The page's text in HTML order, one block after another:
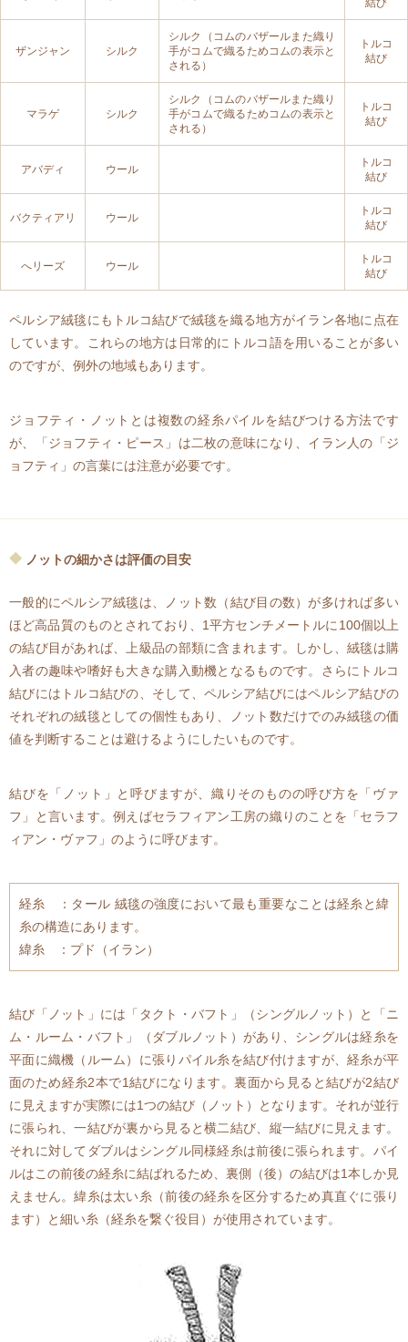
結び
ザンジャン シルク
シルク（コムのバザールまた織り
手がコムで織るためコムの表示と
される）
トルコ
結び
マラゲ シルク
シルク（コムのバザールまた織り
手がコムで織るためコムの表示と
される）
トルコ
結び
アバディ ウール
トルコ
結び
バクティアリ ウール
トルコ
結び
へリーズ ウール
トルコ
結び
ペルシア絨毯にもトルコ結びで絨毯を織る地方がイラン各地に点在
しています。これらの地方は日常的にトルコ語を用いることが多い
のですが、例外の地域もあります。
ジョフティ・ノットとは複数の経糸パイルを結びつける方法です
が、「ジョフティ・ピース」は二枚の意味になり、イラン人の「ジ
ョフティ」の言葉には注意が必要です。
ノットの細かさは評価の目安
一般的にペルシア絨毯は、ノット数（結び目の数）が多ければ多い
ほど高品質のものとされており、1平方センチメートルに100個以上
の結び目があれば、上級品の部類に含まれます。しかし、絨毯は購
入者の趣味や嗜好も大きな購入動機となるものです。さらにトルコ
結びにはトルコ結びの、そして、ペルシア結びにはペルシア結びの
それぞれの絨毯としての個性もあり、ノット数だけでのみ絨毯の価
値を判断することは避けるようにしたいものです。
結びを「ノット」と呼びますが、織りそのものの呼び方を「ヴァ
フ」と言います。例えばセラフィアン工房の織りのことを「セラフ
ィアン・ヴァフ」のように呼びます。
経糸 ：タール 絨毯の強度において最も重要なことは経糸と緯
糸の構造にあります。
緯糸 ：プド（イラン）
結び「ノット」には「タクト・バフト」（シングルノット）と「ニ
ム・ルーム・バフト」（ダブルノット）があり、シングルは経糸を
平面に織機（ルーム）に張りパイル糸を結び付けますが、経糸が平
面のため経糸2本で1結びになります。裏面から見ると結びが2結び
に見えますが実際には1つの結び（ノット）となります。それが並行
に張られ、一結びが裏から見ると横二結び、縦一結びに見えます。
それに対してダブルはシングル同様経糸は前後に張られます。パイ
ルはこの前後の経糸に結ばれるため、裏側（後）の結びは1本しか見
えません。緯糸は太い糸（前後の経糸を区分するため真直ぐに張り
ます）と細い糸（経糸を繋ぐ役目）が使用されています。